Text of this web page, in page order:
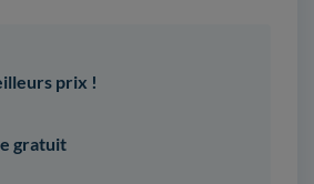
prix !
gratuit